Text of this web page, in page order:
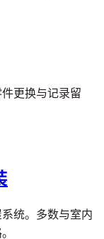
更换与记录留
统。多数与室内